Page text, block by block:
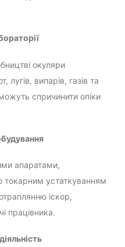
окуляри
лугів, випарів, газів та
спричинити опіки
апаратами,
устаткуванням
іскор,
працівника.